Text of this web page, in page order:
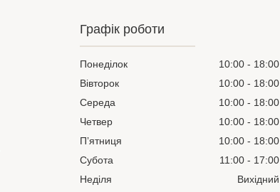
Графік роботи
Понеділок 10:00
18:00
Вівторок
10:00
18:00
Середа
10:00
18:00
Четвер
10:00
18:00
Пʼятниця
10:00
18:00
Субота
11:00
17:00
Неділя
Вихідний